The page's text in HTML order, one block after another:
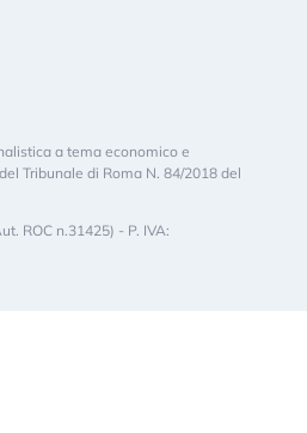
a tema economico e
Tribunale di Roma N. 84/2018 del
ROC n.31425) - P. IVA: